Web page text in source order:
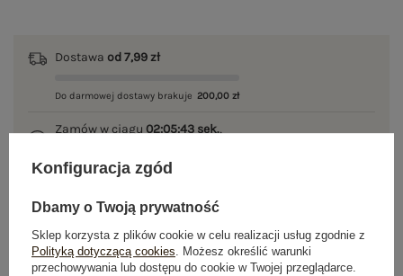
Dostawa od 7,99 zł
Do darmowej dostawy brakuje 200,00 zł
Zamów w ciągu 02:05:42 sek.,
100 dni na zwrot
OPIS PRODUKTU
Konfiguracja zgód
Dbamy o Twoją prywatność
Sklep korzysta z plików cookie w celu realizacji usług zgodnie z
Polityką dotyczącą cookies. Możesz określić warunki
przechowywania lub dostępu do cookie w Twojej przeglądarce.